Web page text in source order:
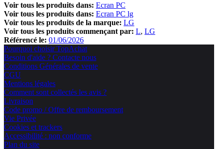
Voir tous les produits dans: Ecran PC
Voir tous les produits dans: Ecran PC lg
Voir tous les produits de la marque: LG
Voir tous les produits commençant par: L LG
Référencé le: 01/06/2026
Pourquoi choisir TopAchat
Besoin d'aide ? Contacte nous
Conditions Générales de vente
CGU
Mentions légales
Comment sont collectés les avis ?
Livraison
Code promo / Offre de remboursement
Vie Privée
Cookies et trackers
Accessibilité : non conforme
Plan du site